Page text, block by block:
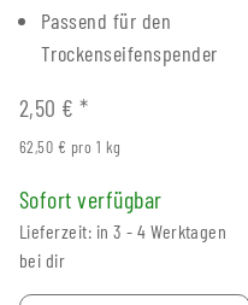
Passend für den
Trockenseifenspender
2,50 €*
62,50 € pro 1 kg
Sofort verfügbar
Lieferzeit: in 3 - 4 Werktagen
bei dir